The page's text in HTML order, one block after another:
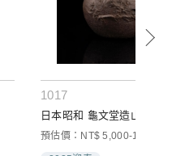
1017
日本昭和 龜文堂造山村家
預估價：NT$ 5,000-10,000